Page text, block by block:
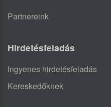
Partnereink
Hirdetésfeladás
Ingyenes hirdetésfeladás
Kereskedőknek